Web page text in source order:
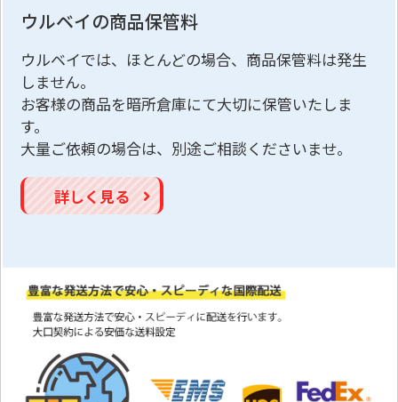
ウルベイの商品保管料
ウルベイでは、ほとんどの場合、商品保管料は発生
しません。
お客様の商品を暗所倉庫にて大切に保管いたしま
す。
大量ご依頼の場合は、別途ご相談くださいませ。
詳しく見る